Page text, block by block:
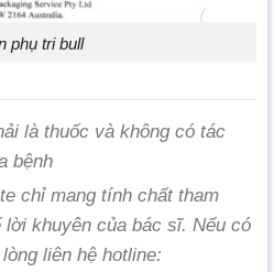
phụ tri bull
là thuốc và không có tác
bệnh
chỉ mang tính chất tham
khuyên của bác sĩ. Nếu có
liên hệ hotline: